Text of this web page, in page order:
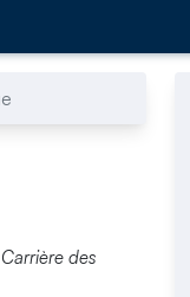
Carrière des